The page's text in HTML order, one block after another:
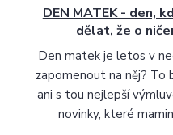
DEN MATEK - den,
dělat, že o
Den matek je letos v
zapomenout na něj? To
ani s tou nejlepší
novinky, které